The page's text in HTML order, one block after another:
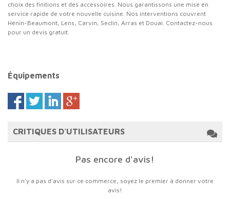
choix des finitions et des accessoires. Nous garantissons une mise en
service rapide de votre nouvelle cuisine. Nos interventions couvrent
Hénin-Beaumont, Lens, Carvin, Seclin, Arras et Douai. Contactez-nous
pour un devis gratuit.
Équipements
CRITIQUES D'UTILISATEURS
Pas encore d'avis!
Il n'y a pas d'avis sur ce commerce, soyez le premier à donner votre
avis!